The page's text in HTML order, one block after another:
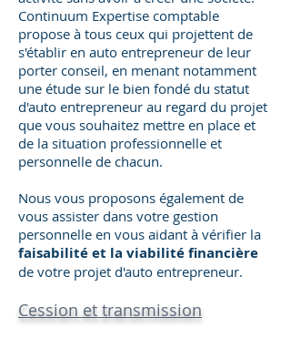
Continuum Expertise comptable
propose à tous ceux qui projettent de
s'établir en auto entrepreneur de leur
porter conseil, en menant notamment
une étude sur le bien fondé du statut
d'auto entrepreneur au regard du projet
que vous souhaitez mettre en place et
de la situation professionnelle et
personnelle de chacun.
Nous vous proposons également de
vous assister dans votre gestion
personnelle en vous aidant à vérifier la
faisabilité et la viabilité financière
de votre projet d'auto entrepreneur.
Cession et transmission